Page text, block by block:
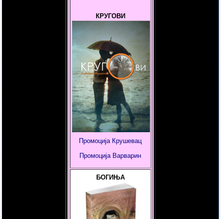
КРУГОВИ
Промоција Крушевац
ПромоцијаВарварин
БОГИЊА